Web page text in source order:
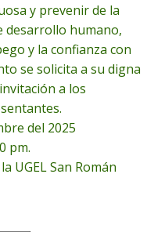
y prevenir de la
desarrollo humano,
y la confianza con
se solicita a su digna
a los
del 2025
pm.
UGEL San Román